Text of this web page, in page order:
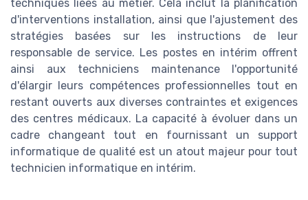
techniques liées au métier. Cela inclut la planification
d'interventions installation, ainsi que l'ajustement des
stratégies basées sur les instructions de leur
responsable de service. Les postes en intérim offrent
ainsi aux techniciens maintenance l'opportunité
d'élargir leurs compétences professionnelles tout en
restant ouverts aux diverses contraintes et exigences
des centres médicaux. La capacité à évoluer dans un
cadre changeant tout en fournissant un support
informatique de qualité est un atout majeur pour tout
technicien informatique en intérim.